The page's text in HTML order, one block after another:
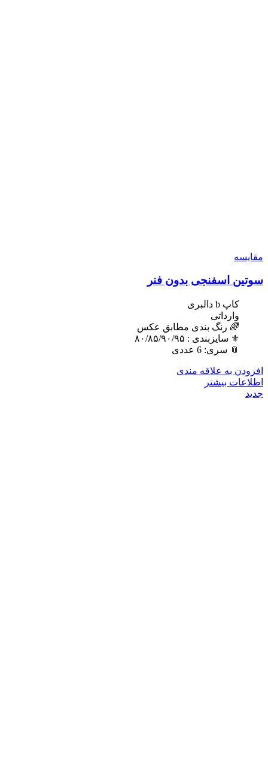
مقایسه
سوتین اسفنجی بدون فنر
کاپ b دالبری
وارداتی
🌈 رنگ بندی مطابق عکس
⚜️ سایزبندی : ٨٠/٨۵/٩٠/٩۵
📎 سری: 6 عددی
افزودن به علاقه مندی
اطلاعات بیشتر
جدید